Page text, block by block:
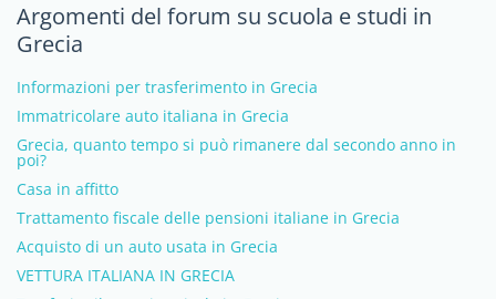
Argomenti del forum su scuola e studi in
Grecia
Informazioni per trasferimento in Grecia
Immatricolare auto italiana in Grecia
Grecia, quanto tempo si può rimanere dal secondo anno in
poi?
Casa in affitto
Trattamento fiscale delle pensioni italiane in Grecia
Acquisto di un auto usata in Grecia
VETTURA ITALIANA IN GRECIA